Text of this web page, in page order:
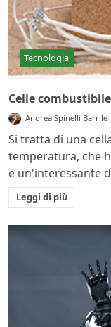
Tecnologia
Celle
Andrea Spinelli Barrile
Si tratta di una
temperatura, che
e un'interessante
Leggi di più